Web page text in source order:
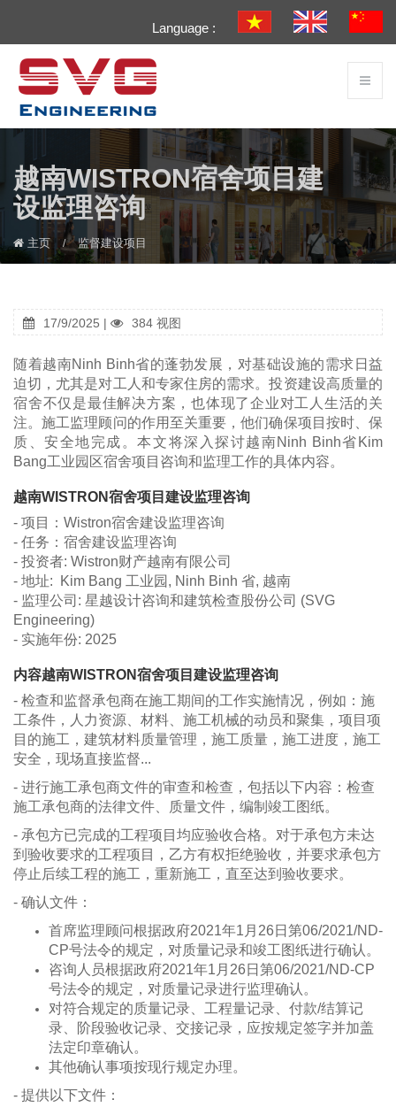
Language :
越南WISTRON宿舍项目建
设监理咨询
主页 监督建设项目
17/9/2025 | 384 视图
随着越南Ninh Binh省的蓬勃发展，对基础设施的需求日益
迫切，尤其是对工人和专家住房的需求。投资建设高质量的
宿舍不仅是最佳解决方案，也体现了企业对工人生活的关
注。施工监理顾问的作用至关重要，他们确保项目按时、保
质、安全地完成。本文将深入探讨越南Ninh Binh省Kim
Bang工业园区宿舍项目咨询和监理工作的具体内容。
越南WISTRON宿舍项目建设监理咨询
- 项目：Wistron宿舍建设监理咨询
- 任务：宿舍建设监理咨询
- 投资者: Wistron财产越南有限公司
- 地址: Kim Bang 工业园, Ninh Binh 省, 越南
- 监理公司: 星越设计咨询和建筑检查股份公司 (SVG
Engineering)
- 实施年份: 2025
内容​​越南WISTRON宿舍项目建设监理咨询
- 检查和监督承包商在施工期间的工作实施情况，例如：施
工条件，人力资源、材料、施工机械的动员和聚集，项目项
目的施工，建筑材料质量管理，施工质量，施工进度，施工
安全，现场直接监督...
- 进行施工承包商文件的审查和检查，包括以下内容：检查
施工承包商的法律文件、质量文件，编制竣工图纸。
- 承包方已完成的工程项目均应验收合格。对于承包方未达
到验收要求的工程项目，乙方有权拒绝验收，并要求承包方
停止后续工程的施工，重新施工，直至达到验收要求。
- 确认文件：
首席监理顾问根据政府2021年1月26日第06/2021/ND-
CP号法令的规定，对质量记录和竣工图纸进行确认。
咨询人员根据政府2021年1月26日第06/2021/ND-CP
号法令的规定，对质量记录进行监理确认。
对符合规定的质量记录、工程量记录、付款/结算记
录、阶段验收记录、交接记录，应按规定签字并加盖
法定印章确认。
其他确认事项按现行规定办理。
- 提供以下文件：